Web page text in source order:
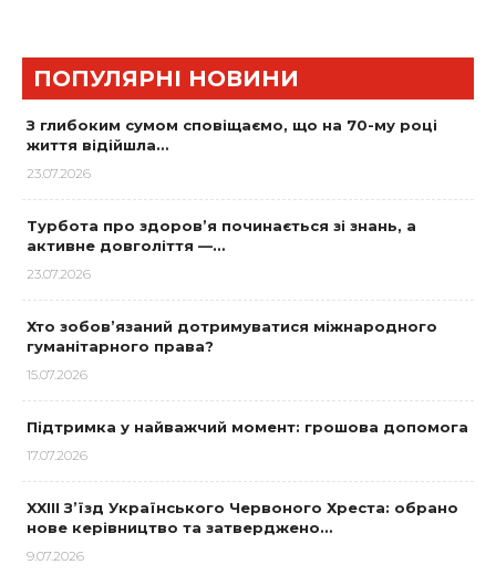
ПОПУЛЯРНІ НОВИНИ
З глибоким сумом сповіщаємо, що на 70-му році
життя відійшла…
23.07.2026
Турбота про здоров’я починається зі знань, а
активне довголіття —…
23.07.2026
Хто зобов’язаний дотримуватися міжнародного
гуманітарного права?
15.07.2026
Підтримка у найважчий момент: грошова допомога
17.07.2026
XXIII З’їзд Українського Червоного Хреста: обрано
нове керівництво та затверджено…
9.07.2026